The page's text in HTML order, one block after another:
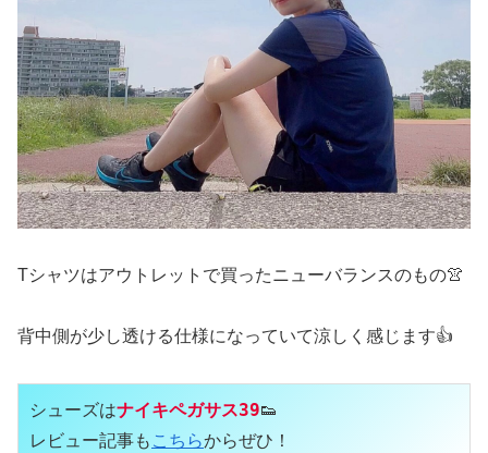
Tシャツはアウトレットで買ったニューバランスのもの👚
背中側が少し透ける仕様になっていて涼しく感じます👍
シューズはナイキペガサス39👟
レビュー記事も こちらからぜひ！